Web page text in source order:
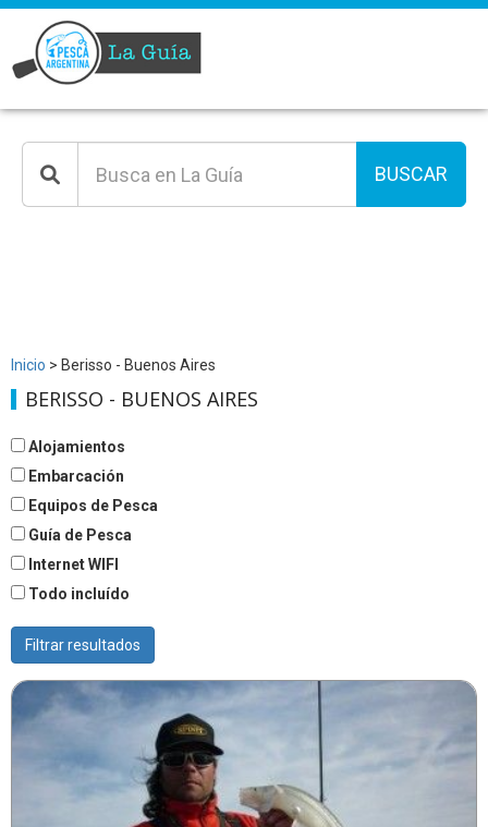
BUSCAR
Inicio > Berisso - Buenos Aires
BERISSO - BUENOS AIRES
Alojamientos
Embarcación
Equipos de Pesca
Guía de Pesca
Internet WIFI
Todo incluído
Filtrar resultados